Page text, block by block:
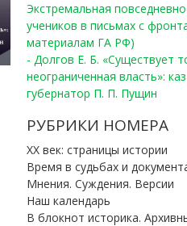
Экстремальная
учеников в письмах с
материалам ГА РФ)
- Долгов Е. Б. «Существует
неограниченная власть»:
губернатор П. П. Пущин
РУБРИКИ НОМЕРА
ХХ век: страницы истории
Время в судьбах и
Мнения. Суждения. Версии
Наш календарь
В блокнот историка.